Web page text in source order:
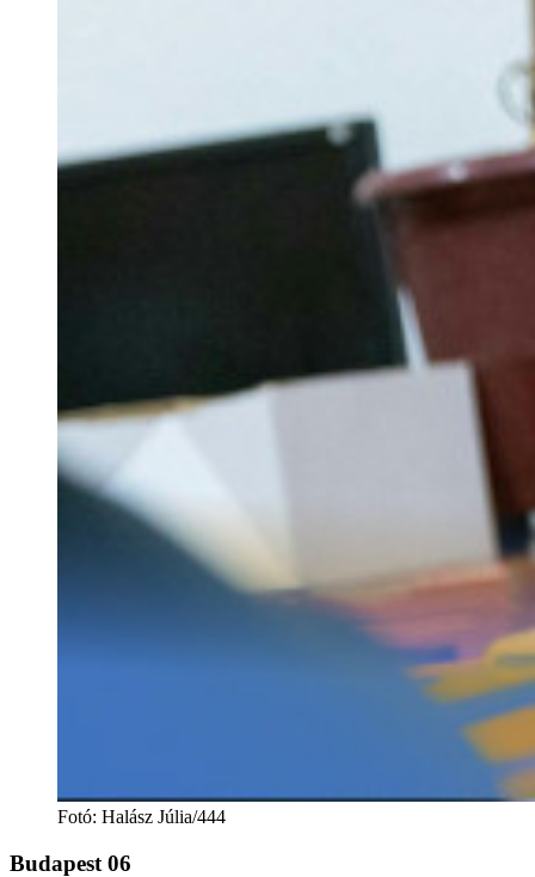
Fotó: Halász Júlia/444
Budapest 06